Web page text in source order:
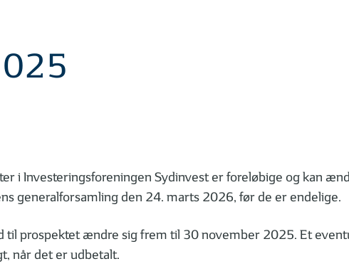
i Investeringsforeningen Sydinvest er foreløbige og kan
generalforsamling den 24. marts 2026, før de er endelige.
til prospektet ændre sig frem til 30 november 2025. Et
når det er udbetalt.